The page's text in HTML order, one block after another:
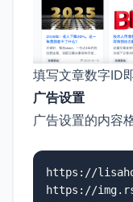
填写文章数字ID
广告设置
广告设置的内容
https://
https://